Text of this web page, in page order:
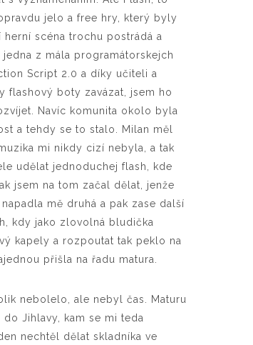
jelo a free hry, který byly
scéna trochu postrádá a
z mála programátorskejch
Script 2.0 a díky učiteli a
flashový boty zavázat, jsem ho
Navíc komunita okolo byla
a tehdy se to stalo. Milan měl
mi nikdy cizí nebyla, a tak
udělat jednoduchej flash, kde
jsem na tom začal dělat, jenže
mě druhá a pak zase další
kdy jako zlovolná bludička
kapely a rozpoutat tak peklo na
přišla na řadu matura.
nebolelo, ale nebyl čas. Maturu
Jihlavy, kam se mi teda
nechtěl dělat skladníka ve